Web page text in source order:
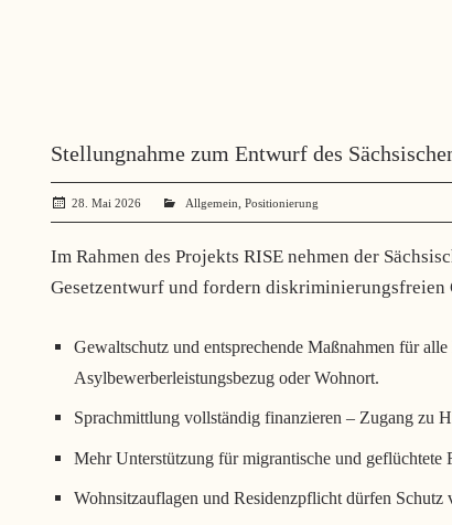
Stellungnahme zum Entwurf des
28. Mai 2026 angela mueller
Allgemein ,Positionierung
Im Rahmen des Projekts RISE nehmen der
Gesetzentwurf und fordern diskriminierungsfreien
Gewaltschutz und entsprechende Maßnahmen für
Asylbewerberleistungsbezug oder Wohnort.
Sprachmittlung vollständig finanzieren – Zugang zu
Mehr Unterstützung für migrantische und
Wohnsitzauflagen und Residenzpflicht dürfen